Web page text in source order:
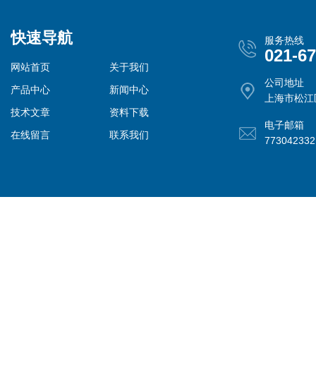
快速导航
网站首页
关于我们
产品中心
新闻中心
技术文章
资料下载
在线留言
联系我们
服务热线
021-
公司地址
上海市松
电子邮箱